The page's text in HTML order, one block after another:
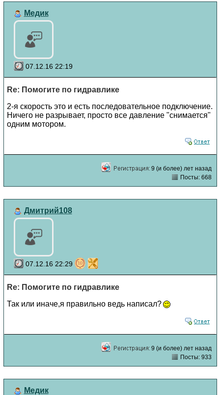
Медик
07.12.16 22:19
Re: Помогите по гидравлике
2-я скорость это и есть последовательное подключение.
Ничего не разрывает, просто все давление "снимается"
одним мотором.
9 (и более) лет назад
Посты: 668
Дмитрий108
07.12.16 22:29
Re: Помогите по гидравлике
Так или иначе,я правильно ведь написал?
9 (и более) лет назад
Посты: 933
Медик